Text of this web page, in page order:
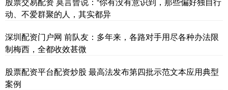
动、不爱群聚的人，其实都异
深圳配资门户网 前队友：多年来，各路对手用尽各种办法限
制梅西，全都收效甚微
股票配资平台配资炒股 最高法发布第四批示范文本应用典型
案例